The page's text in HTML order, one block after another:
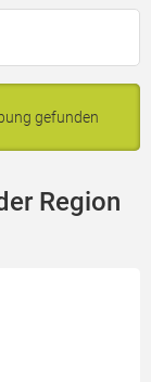
gefunden
Region